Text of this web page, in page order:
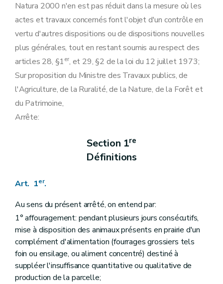
Natura 2000 n'en est pas réduit dans la mesure où les
actes et travaux concernés font l'objet d'un contrôle en
vertu d'autres dispositions ou de dispositions nouvelles
plus générales, tout en restant soumis au respect des
articles 28, §1er, et 29, §2 de la loi du 12 juillet 1973;
Sur proposition du Ministre des Travaux publics, de
l'Agriculture, de la Ruralité, de la Nature, de la Forêt et
du Patrimoine,
Arrête:
Section 1re
Définitions
Art. 1er.
Au sens du présent arrêté, on entend par:
1° affouragement: pendant plusieurs jours consécutifs,
mise à disposition des animaux présents en prairie d'un
complément d'alimentation (fourrages grossiers tels
foin ou ensilage, ou aliment concentré) destiné à
suppléer l'insuffisance quantitative ou qualitative de
production de la parcelle;